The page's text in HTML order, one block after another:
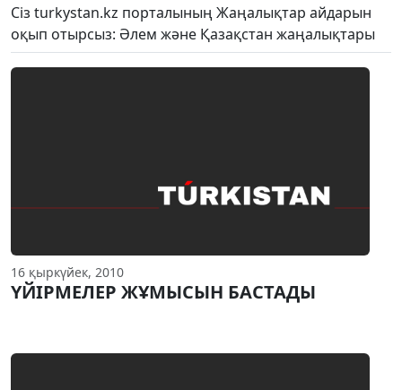
Сіз turkystan.kz порталының Жаңалықтар айдарын
оқып отырсыз: Әлем және Қазақстан жаңалықтары
16 қыркүйек, 2010
ҮЙIРМЕЛЕР ЖҰМЫСЫН БАСТАДЫ